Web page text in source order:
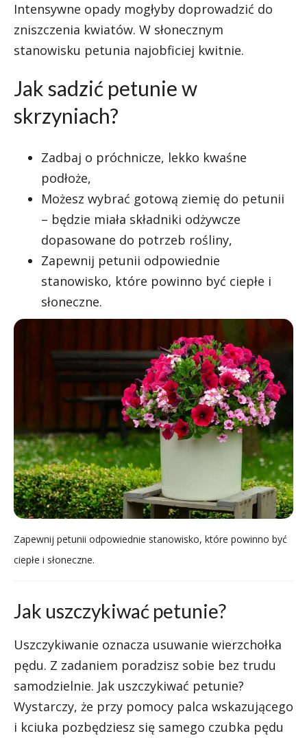
Intensywne opady mogłyby doprowadzić do
zniszczenia kwiatów. W słonecznym
stanowisku petunia najobficiej kwitnie.
Jak sadzić petunie w
skrzyniach?
Zadbaj o próchnicze, lekko kwaśne
podłoże,
Możesz wybrać gotową ziemię do petunii
– będzie miała składniki odżywcze
dopasowane do potrzeb rośliny,
Zapewnij petunii odpowiednie
stanowisko, które powinno być ciepłe i
słoneczne.
Zapewnij petunii odpowiednie stanowisko, które powinno być
ciepłe i słoneczne.
Jak uszczykiwać petunie?
Uszczykiwanie oznacza usuwanie wierzchołka
pędu. Z zadaniem poradzisz sobie bez trudu
samodzielnie. Jak uszczykiwać petunie?
Wystarczy, że przy pomocy palca wskazującego
i kciuka pozbędziesz się samego czubka pędu